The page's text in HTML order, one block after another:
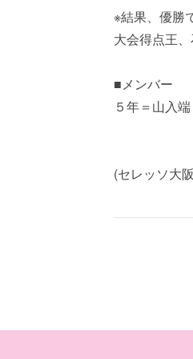
※結果、優勝
大会得点王、
■メンバー
５年＝山
(セレッソ大